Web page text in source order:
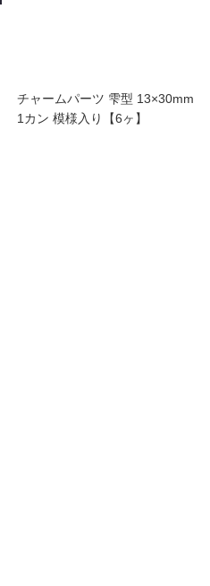
チャームパーツ 雫型 13×30mm
1カン 模様入り【6ヶ】